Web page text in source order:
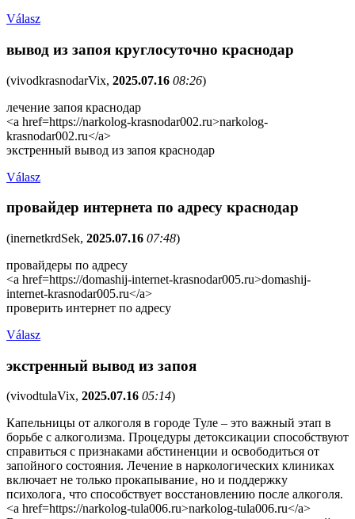
Válasz
вывод из запоя круглосуточно краснодар
(vivodkrasnodarVix, 2025.07.16 08:26)
лечение запоя краснодар
<a href=https://narkolog-krasnodar002.ru>narkolog-
krasnodar002.ru</a>
экстренный вывод из запоя краснодар
Válasz
провайдер интернета по адресу краснодар
(inernetkrdSek, 2025.07.16 07:48)
провайдеры по адресу
<a href=https://domashij-internet-krasnodar005.ru>domashij-
internet-krasnodar005.ru</a>
проверить интернет по адресу
Válasz
экстренный вывод из запоя
(vivodtulaVix, 2025.07.16 05:14)
Капельницы от алкоголя в городе Туле – это важный этап в
борьбе с алкоголизма. Процедуры детоксикации способствуют
справиться с признаками абстиненции и освободиться от
запойного состояния. Лечение в наркологических клиниках
включает не только прокапывание‚ но и поддержку
психолога‚ что способствует восстановлению после алкоголя.
<a href=https://narkolog-tula006.ru>narkolog-tula006.ru</a>